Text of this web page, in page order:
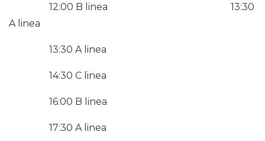
12:00 B linea 13:30
A linea
13:30 A linea
14:30 C linea
16:00 B linea
17:30 A linea